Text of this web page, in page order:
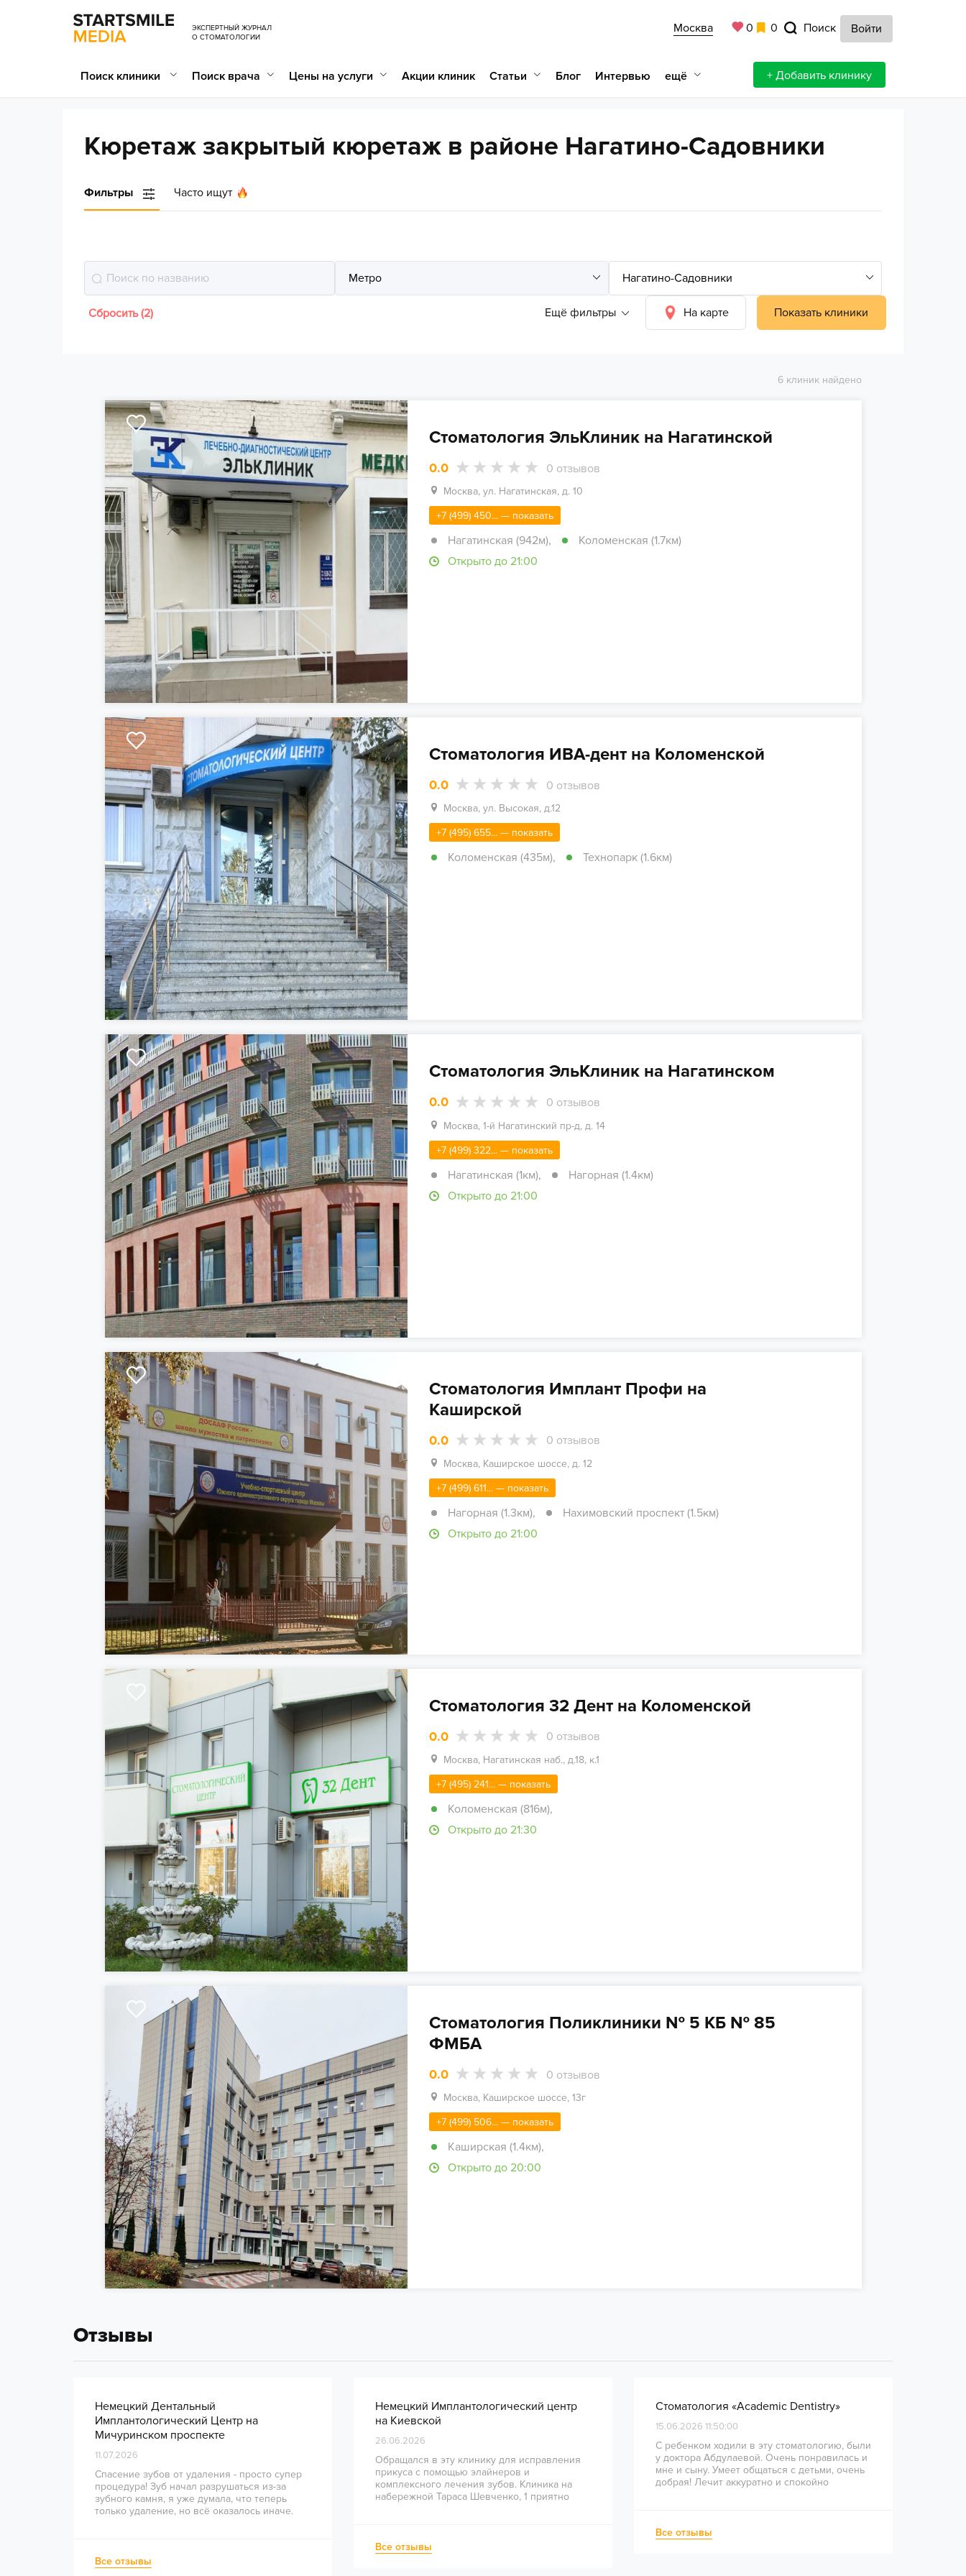
ЭКСПЕРТНЫЙ ЖУРНАЛ
О СТОМАТОЛОГИИ
Москва 0 0 Поиск Войти
Поиск клиники Поиск врача Цены на услуги Акции клиник Статьи Блог Интервью ещё + Добавить клинику
Кюретаж закрытый кюретаж в районе Нагатино-Садовники
Фильтры Часто ищут
Ещё фильтры На карте Показать клиники
Сбросить (2)
6 клиник найдено
Стоматология ЭльКлиник на Нагатинской
0.0 0 отзывов
Москва, ул. Нагатинская, д. 10
+7 (499) 450... — показать
Нагатинская (942м),
Коломенская (1.7км)
Открыто до 21:00
Стоматология ИВА-дент на Коломенской
0.0 0 отзывов
Москва, ул. Высокая, д.12
+7 (495) 655... — показать
Коломенская (435м), Технопарк (1.6км)
Стоматология ЭльКлиник на Нагатинском
0.0 0 отзывов
Москва, 1-й Нагатинский пр-д, д. 14
+7 (499) 322... — показать
Нагатинская (1км),
Нагорная (1.4км)
Открыто до 21:00
Стоматология Имплант Профи на
Каширской
0.0 0 отзывов
Москва, Каширское шоссе, д. 12
+7 (499) 611... — показать
Нагорная (1.3км),
Нахимовский проспект (1.5км)
Открыто до 21:00
Стоматология 32 Дент на Коломенской
0.0 0 отзывов
Москва, Нагатинская наб., д.18, к.1
+7 (495) 241... — показать
Коломенская (816м),
Открыто до 21:30
Стоматология Поликлиники № 5 КБ № 85
ФМБА
0.0 0 отзывов
Москва, Каширское шоссе, 13г
+7 (499) 506... — показать
Каширская (1.4км),
Открыто до 20:00
Отзывы
Немецкий Дентальный
Имплантологический Центр на
Мичуринском проспекте
11.07.2026
Спасение зубов от удаления - просто супер
процедура! Зуб начал разрушаться из-за
зубного камня, я уже думала, что теперь
только удаление, но всё оказалось иначе.
Все отзывы
Немецкий Имплантологический центр
на Киевской
26.06.2026
Обращался в эту клинику для исправления
прикуса с помощью элайнеров и
комплексного лечения зубов. Клиника на
набережной Тараса Шевченко, 1 приятно
Весь процесс — от диагностики и
планирования до завершения лечения —
Все отзывы
Стоматология «Academic Dentistry»
15.06.2026 11:50:00
С ребенком ходили в эту стоматологию, были
у доктора Абдулаевой. Очень понравилась и
мне и сыну. Умеет общаться с детьми, очень
добрая! Лечит аккуратно и спокойно
Все отзывы